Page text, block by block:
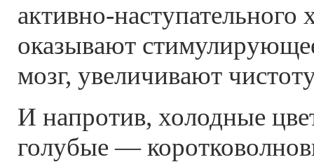
активно-наступательного
оказывают
мозг, увеличивают
И напротив, холодные
голубые —